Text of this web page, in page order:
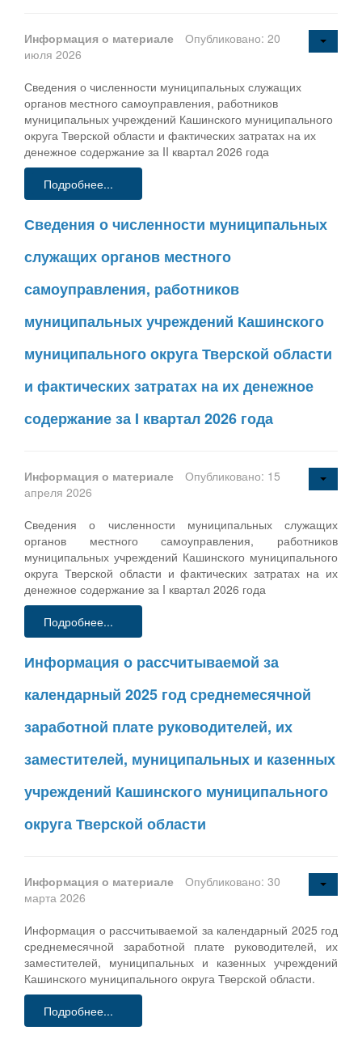
Информация о материале
Опубликовано: 20
июля 2026
Сведения о численности муниципальных служащих
органов местного самоуправления, работников
муниципальных учреждений Кашинского муниципального
округа Тверской области и фактических затратах на их
денежное содержание за II квартал 2026 года
Подробнее...
Сведения о численности муниципальных
служащих органов местного
самоуправления, работников
муниципальных учреждений Кашинского
муниципального округа Тверской области
и фактических затратах на их денежное
содержание за I квартал 2026 года
Информация о материале
Опубликовано: 15
апреля 2026
Сведения о численности муниципальных служащих
органов местного самоуправления, работников
муниципальных учреждений Кашинского муниципального
округа Тверской области и фактических затратах на их
денежное содержание за I квартал 2026 года
Подробнее...
Информация о рассчитываемой за
календарный 2025 год среднемесячной
заработной плате руководителей, их
заместителей, муниципальных и казенных
учреждений Кашинского муниципального
округа Тверской области
Информация о материале
Опубликовано: 30
марта 2026
Информация о рассчитываемой за календарный 2025 год
среднемесячной заработной плате руководителей, их
заместителей, муниципальных и казенных учреждений
Кашинского муниципального округа Тверской области.
Подробнее...